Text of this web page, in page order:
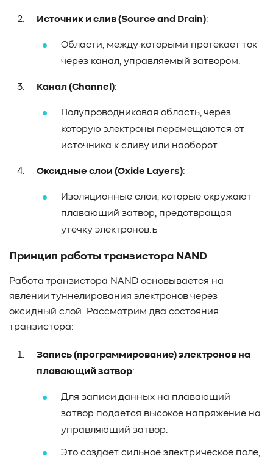
Источник и слив (Source and Drain):
Области, между которыми протекает ток
через канал, управляемый затвором.
Канал (Channel):
Полупроводниковая область, через
которую электроны перемещаются от
источника к сливу или наоборот.
Оксидные слои (Oxide Layers):
Изоляционные слои, которые окружают
плавающий затвор, предотвращая
утечку электронов.ъ
Принцип работы транзистора NAND
Работа транзистора NAND основывается на
явлении туннелирования электронов через
оксидный слой. Рассмотрим два состояния
транзистора:
Запись (программирование) электронов на
плавающий затвор:
Для записи данных на плавающий
затвор подается высокое напряжение на
управляющий затвор.
Это создает сильное электрическое поле,